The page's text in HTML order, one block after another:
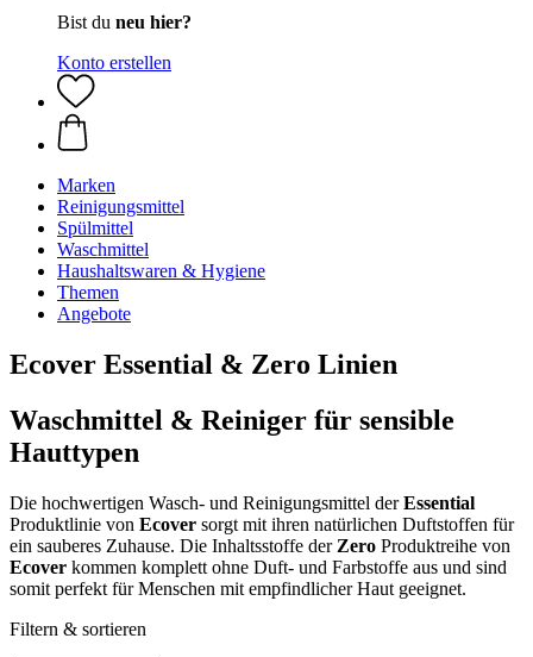
Bist du neu hier?
Konto erstellen
Marken
Reinigungsmittel
Spülmittel
Waschmittel
Haushaltswaren & Hygiene
Themen
Angebote
Ecover Essential & Zero Linien
Waschmittel & Reiniger für sensible
Hauttypen
Die hochwertigen Wasch- und Reinigungsmittel derEssential
Produktlinie von Ecover sorgt mit ihren natürlichen Duftstoffen für
ein sauberes Zuhause. Die Inhaltsstoffe der Zero Produktreihe von
Ecover kommen komplett ohne Duft- und Farbstoffe aus und sind
somit perfekt für Menschen mit empfindlicher Haut geeignet.
Filtern & sortieren